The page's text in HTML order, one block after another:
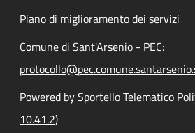
Piano di miglioramento dei servizi
Comune di Sant'Arsenio - PEC:
Powered by Sportello Telematico
10.41.2)